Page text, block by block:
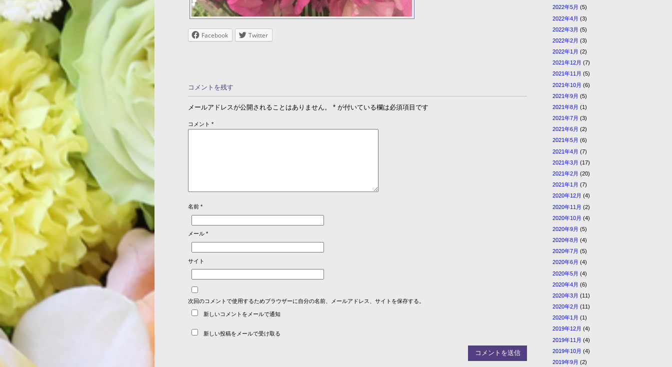
Facebook Twitter
コメントを残す
メールアドレスが公開されることはありません。 * が付いている欄は必須項目です
コメント*
名前*
メール*
サイト
次回のコメントで使用するためブラウザーに自分の名前、メールアドレス、サイトを保存する。
新しいコメントをメールで通知
新しい投稿をメールで受け取る
2022年5月 (5)
2022年4月 (3)
2022年3月 (5)
2022年2月 (3)
2022年1月 (2)
2021年12月 (7)
2021年11月 (5)
2021年10月 (6)
2021年9月 (5)
2021年8月 (1)
2021年7月 (3)
2021年6月 (2)
2021年5月 (6)
2021年4月 (7)
2021年3月 (17)
2021年2月 (20)
2021年1月 (7)
2020年12月 (4)
2020年11月 (2)
2020年10月 (4)
2020年9月 (5)
2020年8月 (4)
2020年7月 (5)
2020年6月 (4)
2020年5月 (4)
2020年4月 (6)
2020年3月 (11)
2020年2月 (11)
2020年1月 (1)
2019年12月 (4)
2019年11月 (4)
2019年10月 (4)
2019年9月 (2)